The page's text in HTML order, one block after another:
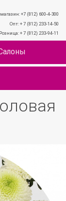
+7 (812) 600-4-300
Опт: + 7 (812) 233-14-50
Розница: + 7 (812) 233-94-11